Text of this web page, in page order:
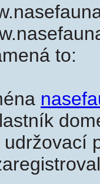
to: